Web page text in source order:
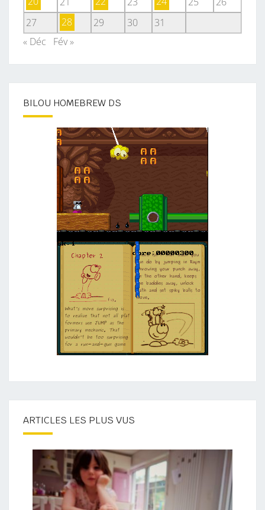
27
28 29 30
31
« Déc
Fév »
BILOU HOMEBREW DS
ARTICLES LES PLUS VUS